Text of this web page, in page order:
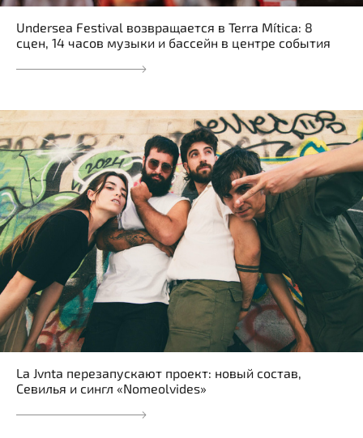
Undersea Festival возвращается в Terra Mítica: 8
сцен, 14 часов музыки и бассейн в центре события
La Jvnta перезапускают проект: новый состав,
Севилья и сингл «Nomeolvides»